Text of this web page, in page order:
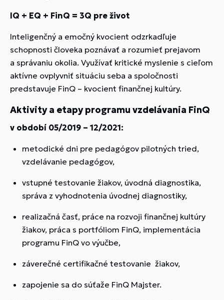
IQ + EQ + FinQ = 3Q pre život
Inteligenčný a emočný kvocient odzrkadľuje
schopnosti človeka poznávať a rozumieť prejavom
a správaniu okolia. Využívať kritické myslenie s cieľom
aktívne ovplyvniť situáciu seba a spoločnosti
predstavuje FinQ – kvocient finančnej kultúry.
Aktivity a etapy programu vzdelávania FinQ
v období 05/2019 – 12/2021:
metodické dni pre pedagógov pilotných tried,
vzdelávanie pedagógov,
vstupné testovanie žiakov, úvodná diagnostika,
správa z vyhodnotenia úvodnej diagnostiky,
realizačná časť, práce na rozvoji finančnej kultúry
žiakov, práca s portfóliom FinQ, implementácia
programu FinQ vo výučbe,
záverečné certifikačné testovanie žiakov,
zapojenie sa do súťaže FinQ Majster.